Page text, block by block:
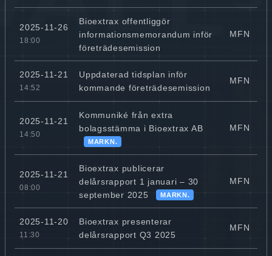
2025-11-26
18:00
Bioextrax offentliggör
informationsmemorandum inför
företrädesemission
MFN
2025-11-21
14:52
Uppdaterad tidsplan inför
kommande företrädesemission
MFN
2025-11-21
14:50
Kommuniké från extra
bolagsstämma i Bioextrax AB
MARKN.
MFN
2025-11-21
08:00
Bioextrax publicerar
delårsrapport 1 januari – 30
september 2025
MARKN.
MFN
2025-11-20
11:30
Bioextrax presenterar
delårsrapport Q3 2025
MFN